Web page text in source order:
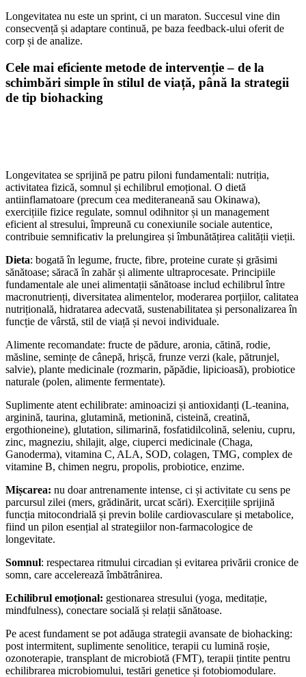
Longevitatea nu este un sprint, ci un maraton. Succesul vine din
consecvență și adaptare continuă, pe baza feedback-ului oferit de
corp și de analize.
Cele mai eficiente metode de intervenție – de la
schimbări simple în stilul de viață, până la strategii
de tip biohacking
Longevitatea se sprijină pe patru piloni fundamentali: nutriția,
activitatea fizică, somnul și echilibrul emoțional. O dietă
antiinflamatoare (precum cea mediteraneană sau Okinawa),
exercițiile fizice regulate, somnul odihnitor și un management
eficient al stresului, împreună cu conexiunile sociale autentice,
contribuie semnificativ la prelungirea și îmbunătățirea calității vieții.
Dieta: bogată în legume, fructe, fibre, proteine curate și grăsimi
sănătoase; săracă în zahăr și alimente ultraprocesate. Principiile
fundamentale ale unei alimentații sănătoase includ echilibrul între
macronutrienți, diversitatea alimentelor, moderarea porțiilor, calitatea
nutrițională, hidratarea adecvată, sustenabilitatea și personalizarea în
funcție de vârstă, stil de viață și nevoi individuale.
Alimente recomandate: fructe de pădure, aronia, cătină, rodie,
măsline, semințe de cânepă, hrișcă, frunze verzi (kale, pătrunjel,
salvie), plante medicinale (rozmarin, păpădie, lipicioasă), probiotice
naturale (polen, alimente fermentate).
Suplimente atent echilibrate: aminoacizi și antioxidanți (L-teanina,
arginină, taurina, glutamină, metionină, cisteină, creatină,
ergothioneine), glutation, silimarină, fosfatidilcolină, seleniu, cupru,
zinc, magneziu, shilajit, alge, ciuperci medicinale (Chaga,
Ganoderma), vitamina C, ALA, SOD, colagen, TMG, complex de
vitamine B, chimen negru, propolis, probiotice, enzime.
Mișcarea: nu doar antrenamente intense, ci și activitate cu sens pe
parcursul zilei (mers, grădinărit, urcat scări). Exercițiile sprijină
funcția mitocondrială și previn bolile cardiovasculare și metabolice,
fiind un pilon esențial al strategiilor non-farmacologice de
longevitate.
Somnul: respectarea ritmului circadian și evitarea privării cronice de
somn, care accelerează îmbătrânirea.
Echilibrul emoțional: gestionarea stresului (yoga, meditație,
mindfulness), conectare socială și relații sănătoase.
Pe acest fundament se pot adăuga strategii avansate de biohacking:
post intermitent, suplimente senolitice, terapii cu lumină roșie,
ozonoterapie, transplant de microbiotă (FMT), terapii țintite pentru
echilibrarea microbiomului, testări genetice și fotobiomodulare.